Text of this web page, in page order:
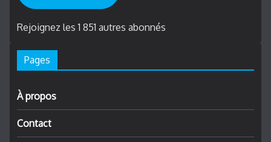
e
a
i
l
Rejoignez les 1 851 autres abonnés
Pages
À propos
Contact